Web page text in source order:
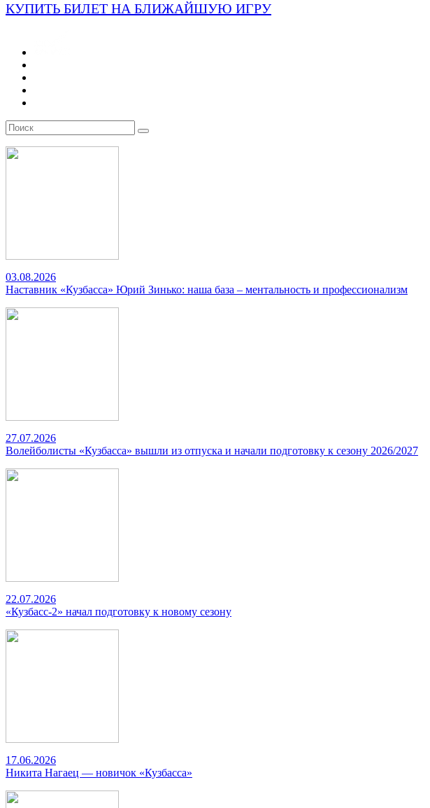
КУПИТЬ БИЛЕТ НА БЛИЖАЙШУЮ ИГРУ
03.08.2026
Наставник «Кузбасса» Юрий Зинько: наша база – ментальность и профессионализм
27.07.2026
Волейболисты «Кузбасса» вышли из отпуска и начали подготовку к сезону 2026/2027
22.07.2026
«Кузбасс-2» начал подготовку к новому сезону
17.06.2026
Никита Нагаец — новичок «Кузбасса»